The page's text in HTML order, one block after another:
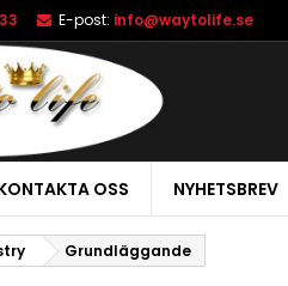
E-post: info@waytolife.se
OSS NYHETSBREV
Grundläggande